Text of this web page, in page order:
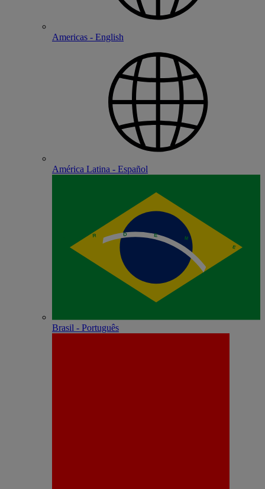
Americas - English
América Latina - Español
Brasil - Português